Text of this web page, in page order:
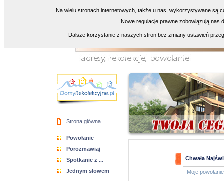
Strona główna
Powołanie
Porozmawiaj
Spotkanie z ...
Jednym słowem
Chwała
Moje powołanie
Na wielu stronach internetowych, także u nas, wykorzystywane są
Nowe regulacje prawne zobowiązują nas
Dalsze korzystanie z naszych stron bez zmiany ustawień